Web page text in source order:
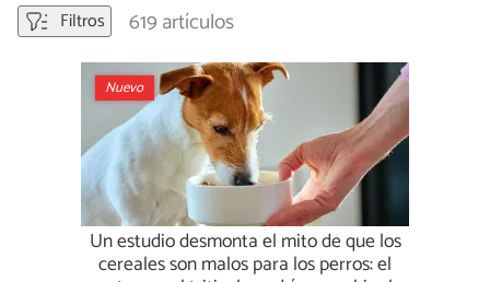
Filtros
619 artículos
Nuevo
Un estudio desmonta el mito de que los
cereales son malos para los perros: el